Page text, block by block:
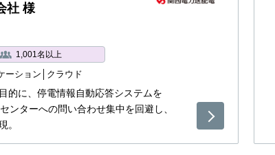
社 様
1,001名以上
ーション クラウド
的に、停電情報自動応答システムを
ンターへの問い合わせ集中を回避し、
。